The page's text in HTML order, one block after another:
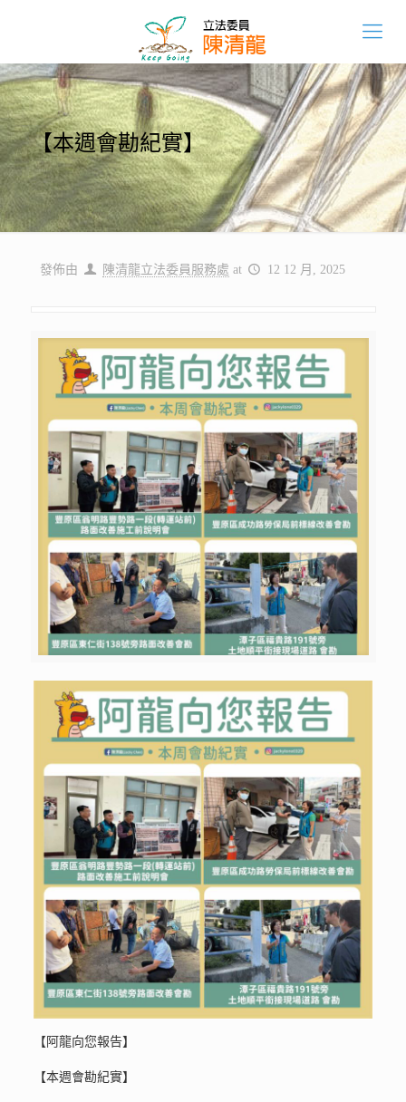
【本週會勘紀實】
發佈由 陳清龍立法委員服務處 at 12 12 月, 2025
【阿龍向您報告】
【本週會勘紀實】